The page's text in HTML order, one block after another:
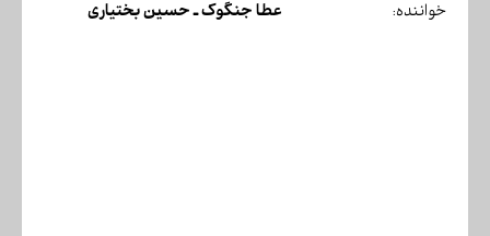
خواننده: عطا جنگوک ـ حسین بختیاری